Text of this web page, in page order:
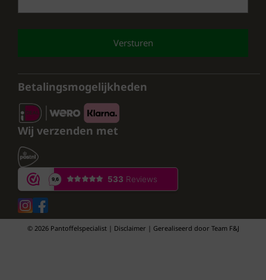
CAPTCHA
Betalingsmogelijkheden
Wij verzenden met
© 2026 Pantoffelspecialist | Disclaimer | Gerealiseerd door Team F&J